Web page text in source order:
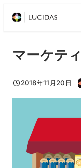
マーケテ
投稿日
2018年11月20日